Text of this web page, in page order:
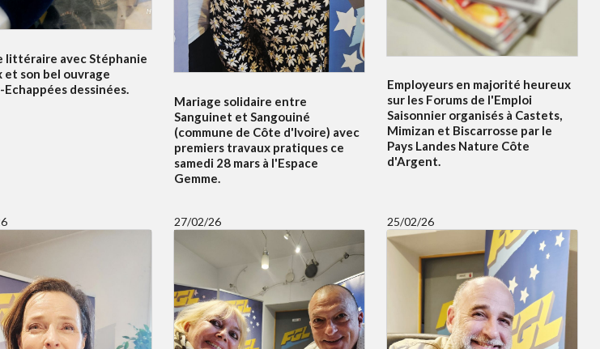
littéraire avec Stéphanie
et son bel ouvrage
Echappées dessinées.
Mariage solidaire entre
Sanguinet et Sangouiné
(commune de Côte d'Ivoire) avec
premiers travaux pratiques ce
samedi 28 mars à l'Espace
Gemme.
Employeurs en majorité heureux
sur les Forums de l'Emploi
Saisonnier organisés à Castets,
Mimizan et Biscarrosse par le
Pays Landes Nature Côte
d'Argent.
27/02/26 25/02/26